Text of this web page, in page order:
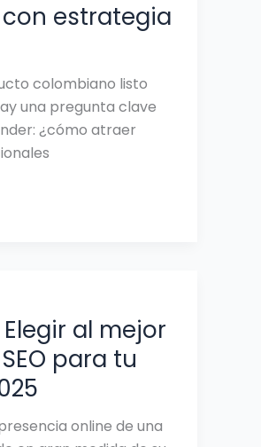
estrategia
colombiano listo
una pregunta clave
¿cómo atraer
al mejor
para tu
online de una